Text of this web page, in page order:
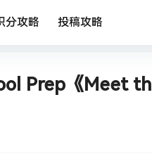
分攻略 投稿攻略
Prep《Meet